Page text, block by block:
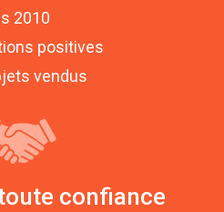
2010
positives
vendus
confiance